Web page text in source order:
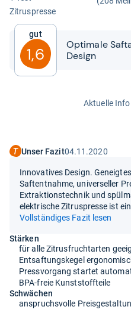
Zitrus­presse
Gut
1,6
Opti­male
Design
Aktuelle
Unser Fazit04.11.2020
Innovatives Design.
Saftentnahme, universeller
Extraktionstechnik und
elektrische Zitruspresse ist
Vollständiges Fazit lesen
Stärken
für alle Zitrusfruchtarten
Entsaftungskegel
Pressvorgang startet
BPA-freie Kunststoffteile
Schwächen
anspruchsvolle